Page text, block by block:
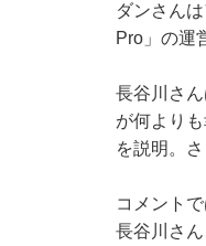
ダンさん
Pro」の運
長谷川さ
が何より
を説明。
コメント
長谷川さ